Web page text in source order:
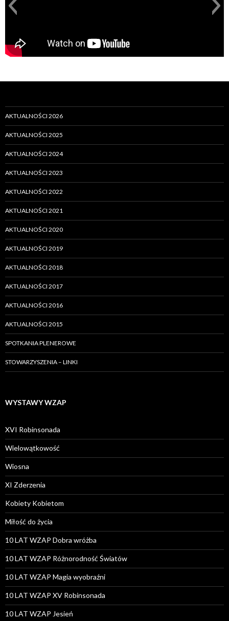
AKTUALNOŚCI 2026
AKTUALNOŚCI 2025
AKTUALNOŚCI 2024
AKTUALNOŚCI 2023
AKTUALNOŚCI 2022
AKTUALNOŚCI 2021
AKTUALNOŚCI 2020
AKTUALNOŚCI 2019
AKTUALNOŚCI 2018
AKTUALNOŚCI 2017
AKTUALNOŚCI 2016
AKTUALNOŚCI 2015
SPOTKANIA PLENEROWE
STOWARZYSZENIA – LINKI
WYSTAWY WZAP
XVI Robinsonada
Wielowątkowość
Wiosna
XI Zderzenia
Kobiety Kobietom
Miłość do życia
10 LAT WZAP Dobra wróżba
10 LAT WZAP Różnorodność Światów
10 LAT WZAP Magia wyobraźni
10 LAT WZAP XV Robinsonada
10 LAT WZAP Jesień